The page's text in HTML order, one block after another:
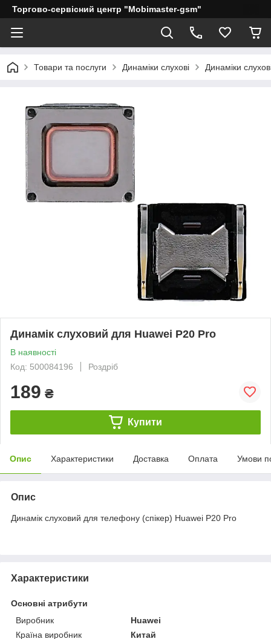
Торгово-сервісний центр "Mobimaster-gsm"
Товари та послуги Динаміки слухові Динаміки
Динамік слуховий для Huawei P20 Pro
В наявності
Код: 500084196
Роздріб
189 ₴
Купити
Опис Характеристики Доставка Оплата Умови
Опис
Динамік слуховий для телефону (спікер) Huawei P20 Pro
Характеристики
Основні атрибути
Виробник
Huawei
Країна виробник
Китай